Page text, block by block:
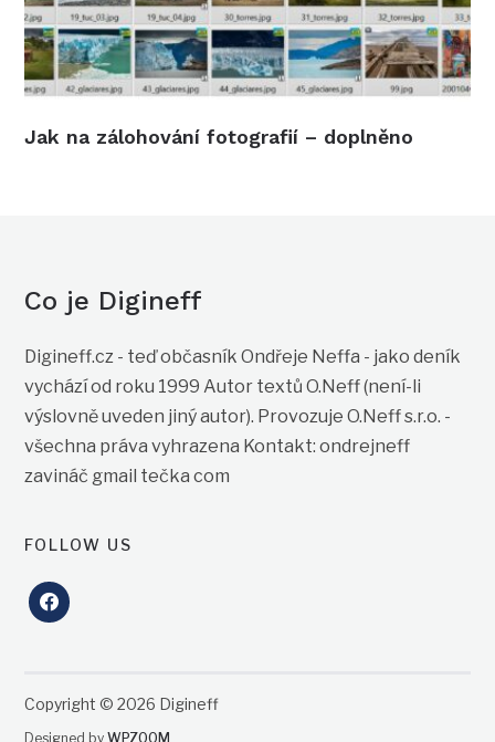
Jak na zálohování fotografií – doplněno
Co je Digineff
Digineff.cz - teď občasník Ondřeje Neffa - jako deník
vychází od roku 1999 Autor textů O.Neff (není-li
výslovně uveden jiný autor). Provozuje O.Neff s.r.o. -
všechna práva vyhrazena Kontakt: ondrejneff
zavináč gmail tečka com
FOLLOW US
facebook
Copyright © 2026 Digineff
Designed byWPZOOM